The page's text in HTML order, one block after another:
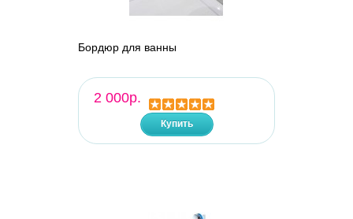
Бордюр для ванны
2 000р.
Купить